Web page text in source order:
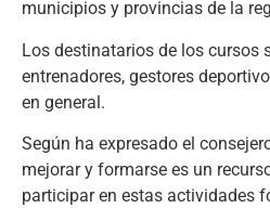
municipios y provincias de la
Los destinatarios de los cursos
entrenadores, gestores
en general.
Según ha expresado el
mejorar y formarse es un
participar en estas actividades